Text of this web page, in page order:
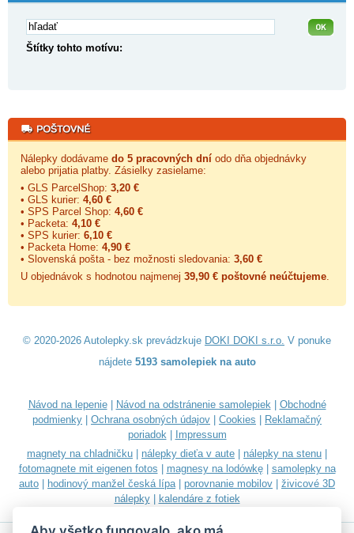
Štítky tohto motívu:
Nálepky dodávame do 5 pracovných dní odo dňa objednávky
alebo prijatia platby. Zásielky zasielame:
• GLS ParcelShop: 3,20 €
• GLS kurier: 4,60 €
• SPS Parcel Shop: 4,60 €
• Packeta: 4,10 €
• SPS kurier: 6,10 €
• Packeta Home: 4,90 €
• Slovenská pošta - bez možnosti sledovania: 3,60 €
U objednávok s hodnotou najmenej 39,90 € poštovné neúčtujeme
© 2020-2026 Autolepky.sk prevádzkuje DOKI DOKI s.r.o. V ponuke
nájdete 5193 samolepiek na auto
Návod na lepenie| Návod na odstránenie samolepiek| Obchodné
podmienky
Ochrana osobných údajov Cookies
Reklamačný
poriadok|
Impressum
magnety na chladničku
nálepky dieťa v aute nálepky na stenu
fotomagnete mit eigenen fotos
magnesy na lodówkę| samolepky na
auto
hodinový manžel česká lípa| porovnanie mobilov
živicové 3D
nálepky| kalendáre z fotiek